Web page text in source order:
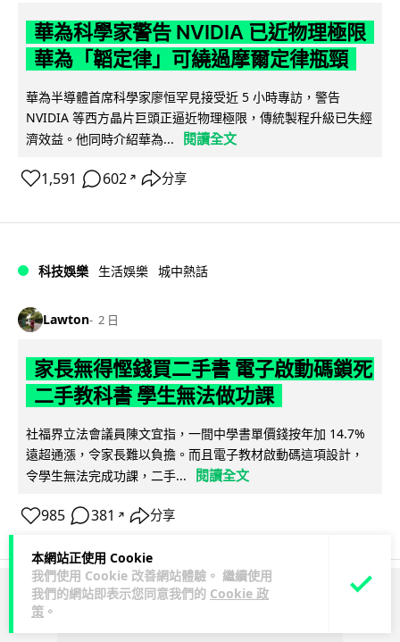
本網站正使用 Cookie
我們使用 Cookie 改善網站體驗。 繼續使用
我們的網站即表示您同意我們的 Cookie 政
策 。
華為科學家警告 NVIDIA 已近物理極限
華為「韜定律」可繞過摩爾定律瓶頸
華為半導體首席科學家廖恒罕見接受近 5 小時專訪，警告
NVIDIA 等西方晶片巨頭正逼近物理極限，傳統製程升級已失經
濟效益。他同時介紹華為...
閱讀全文
1,591 602 ↗ 分享
科技娛樂 生活娛樂 城中熱話
Lawton 2 日
家長無得慳錢買二手書 電子啟動碼鎖死
二手教科書 學生無法做功課
社福界立法會議員陳文宜指，一間中學書單價錢按年加 14.7%
遠超通漲，令家長難以負擔。而且電子教材啟動碼這項設計，
令學生無法完成功課，二手...
閱讀全文
985 381 ↗ 分享
ADVERTISEMENT